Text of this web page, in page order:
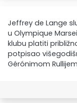
Jeffrey de Lange
u Olympique
klubu platiti
potpisao
Gérónimom